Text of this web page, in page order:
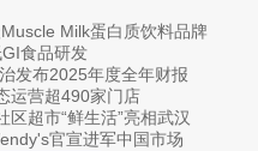
Milk蛋白质饮料品牌
食品研发
发布2025年度全年财报
运营超490家门店
超市“鲜生活”亮相武汉
官宣进军中国市场